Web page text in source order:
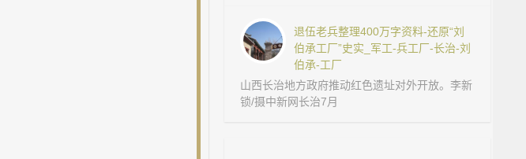
退伍老兵整理400万字资料-还原“刘
伯承工厂”史实_军工-兵工厂-长治-刘
伯承-工厂
山西长治地方政府推动红色遗址对外开放。李新
锁/摄中新网长治7月